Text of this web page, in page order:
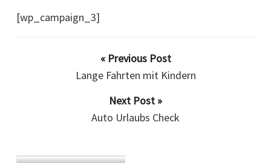
[wp_campaign_3]
« Previous Post
Lange Fahrten mit Kindern
Next Post »
Auto Urlaubs Check